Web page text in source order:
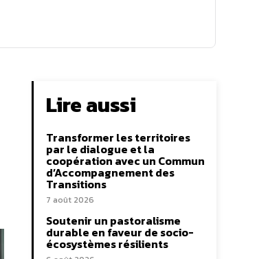
Lire aussi
Transformer les territoires
par le dialogue et la
coopération avec un Commun
d’Accompagnement des
Transitions
7 août 2026
Soutenir un pastoralisme
durable en faveur de socio-
écosystèmes résilients